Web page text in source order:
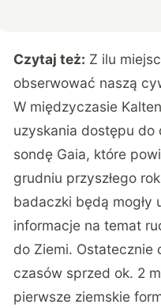
Czytaj też: Z ilu
obserwować naszą
W międzyczasie
uzyskania dostępu
sondę Gaia, które
grudniu przyszłego
badaczki będą mogły
informacje na temat
do Ziemi. Ostatecznie
czasów sprzed ok. 2
pierwsze ziemskie